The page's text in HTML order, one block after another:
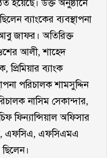
হয়েছে। উক্ত অনুষ্ঠানে
ব্যাংকের ব্যবস্থাপনা
জাফর। অতিরিক্ত
আলী, শাহেদ
প্রিমিয়ার ব্যাংক
পরিচালক শামসুদ্দিন
নাসিম সেকান্দার,
ফিন্যান্সিয়াল অফিসার
এফসিএ, এফসিএমএ